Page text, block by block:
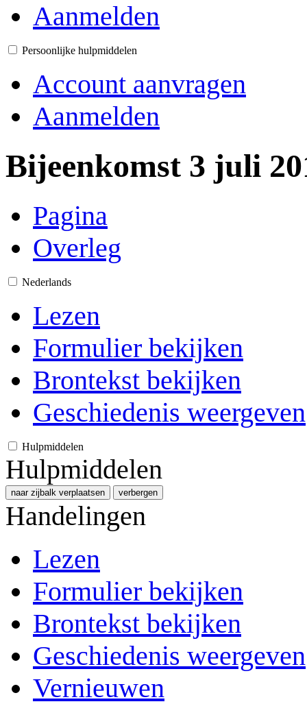
Aanmelden
Persoonlijke hulpmiddelen
Account aanvragen
Aanmelden
Bijeenkomst 3 juli
Pagina
Overleg
Nederlands
Lezen
Formulier bekijken
Brontekst bekijken
Geschiedenis weergeven
Hulpmiddelen
Hulpmiddelen
naar zijbalk verplaatsen verbergen
Handelingen
Lezen
Formulier bekijken
Brontekst bekijken
Geschiedenis weergeven
Vernieuwen